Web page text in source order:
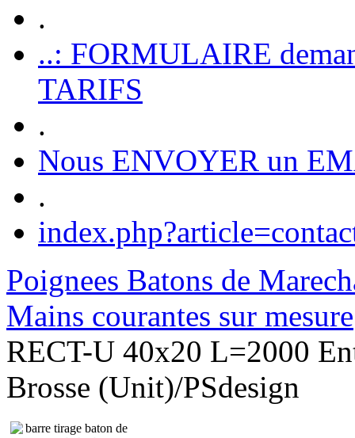
.
..: FORMULAIRE
TARIFS
.
Nous ENVOYER un
.
Poignees Batons de
Mains courantes sur mesure
RECT-U 40x20 L=2000
Brosse (Unit)/PSdesign